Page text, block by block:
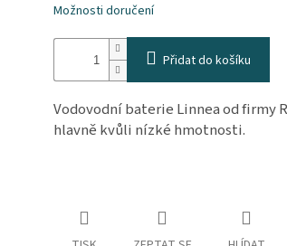
Možnosti doručení
Přidat do košíku
Vodovodní baterie Linnea od firmy
hlavně kvůli nízké hmotnosti.